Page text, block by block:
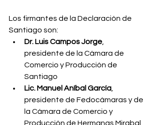
Los firmantes de la Declaración de
Santiago son:
Dr. Luis Campos Jorge,
presidente de la Cámara de
Comercio y Producción de
Santiago
Lic. Manuel Aníbal García,
presidente de Fedocámaras y de
la Cámara de Comercio y
Producción de Hermanas Mirabal